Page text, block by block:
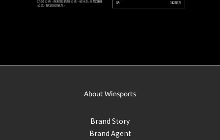
About Winsports
Brand Story
Brand Agent